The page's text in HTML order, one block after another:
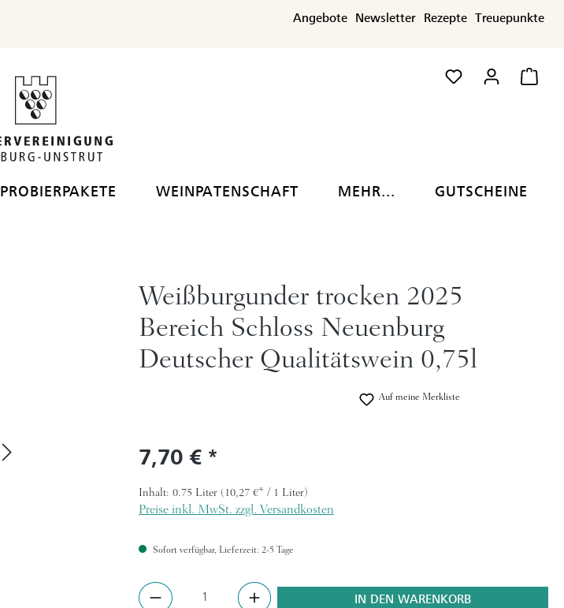
Angebote Newsletter Rezepte Treuepunkte
PROBIERPAKETE WEINPATENSCHAFT MEHR... GUTSCHEINE
Weißburgunder trocken 2025
Bereich Schloss Neuenburg
Deutscher Qualitätswein 0,75l
Auf meine Merkliste
Regulärer Preis:
7,70 €
Inhalt: 0.75 Liter (10,27 €* / 1 Liter)
Preise inkl. MwSt. zzgl. Versandkosten
Sofort verfügbar, Lieferzeit: 2-5 Tage
Produkt Anzahl: Gib den gewünschten Wert ein oder
IN DEN WARENKORB